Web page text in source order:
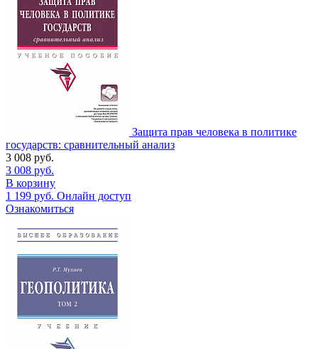
Защита прав человека в политике
государств: сравнительный анализ
3 008 руб.
3 008 руб.
В корзину
1 199 руб. Онлайн доступ
Ознакомиться